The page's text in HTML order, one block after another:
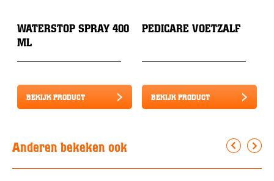
WATERSTOP SPRAY 400
ML
BEKIJK PRODUCT
PEDICARE VOETZALF
BEKIJK PRODUCT
Anderen bekeken ook